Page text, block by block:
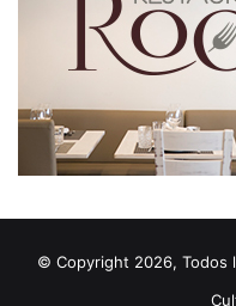
© Copyright 2026, Todos